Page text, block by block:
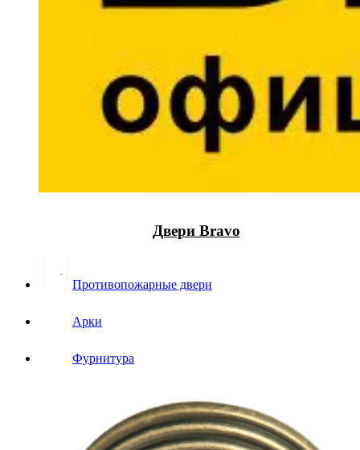
Двери Bravo
Противопожарные двери
Арки
Фурнитура